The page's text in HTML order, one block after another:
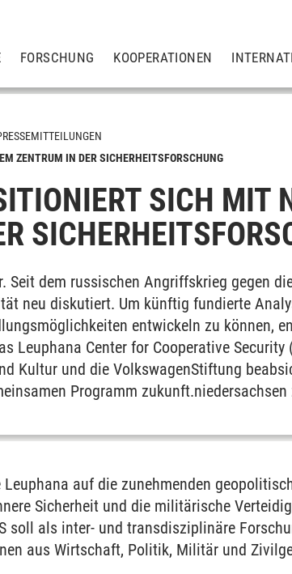
FORSCHUNG KOOPERATIONEN
ZENTRUM IN DER SICHERHEITSFORSCHUNG
SICH MIT
Seit dem russischen Angriffskrieg gegen
neu diskutiert. Um künftig fundierte
entwickeln zu können,
Leuphana Center for Cooperative Security
Kultur und die VolkswagenStiftung
Programm zukunft.niedersachsen
auf die zunehmenden
Sicherheit und die militärische
soll als inter- und transdisziplinäre
aus Wirtschaft, Politik, Militär und